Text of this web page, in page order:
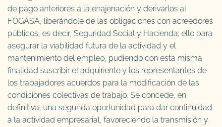
de pago anteriores a la enajenación y derivarlos al
FOGASA, liberándole de las obligaciones con acreedores
públicos, es decir, Seguridad Social y Hacienda; ello para
asegurar la viabilidad futura de la actividad y el
mantenimiento del empleo, pudiendo con esta misma
finalidad suscribir el adquiriente y los representantes de
los trabajadores acuerdos para la modificación de las
condiciones colectivas de trabajo. Se concede, en
definitiva, una segunda oportunidad para dar continuidad
a la actividad empresarial, favoreciendo la transmisión y